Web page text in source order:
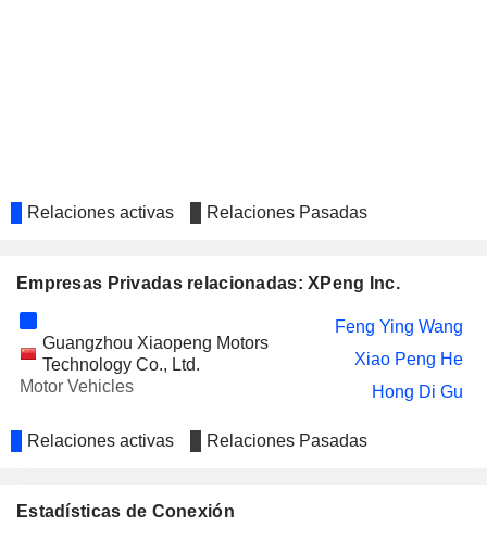
Relaciones activas Relaciones Pasadas
Empresas Privadas relacionadas: XPeng Inc.
Guangzhou Xiaopeng Motors
Technology Co., Ltd.
Motor Vehicles
Feng Ying Wang
Xiao Peng He
Hong Di Gu
Relaciones activas Relaciones Pasadas
Estadísticas de Conexión